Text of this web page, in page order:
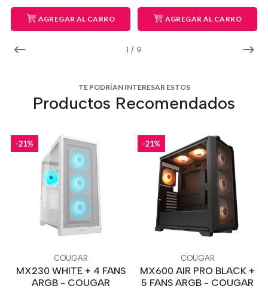
1 / 9
AGREGAR AL CARRO AGREGAR AL CARRO
TE PODRÍAN INTERESAR ESTOS
Productos Recomendados
-21%
COUGAR
MX230 WHITE + 4 FANS
ARGB - COUGAR
-21%
COUGAR
MX600 AIR PRO BLACK +
5 FANS ARGB - COUGAR